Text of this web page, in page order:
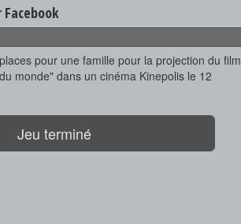
Facebook
pour une famille pour la projection du film
monde" dans un cinéma Kinepolis le 12
Jeu terminé